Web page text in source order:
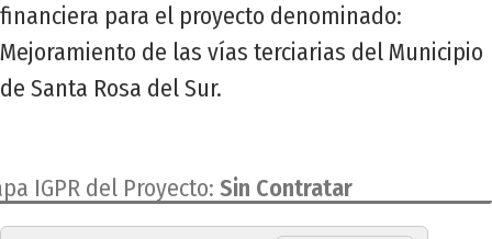
financiera para el proyecto denominado:
Mejoramiento de las vías terciarias del Municipio
de Santa Rosa del Sur.
IGPR del Proyecto: Sin Contratar